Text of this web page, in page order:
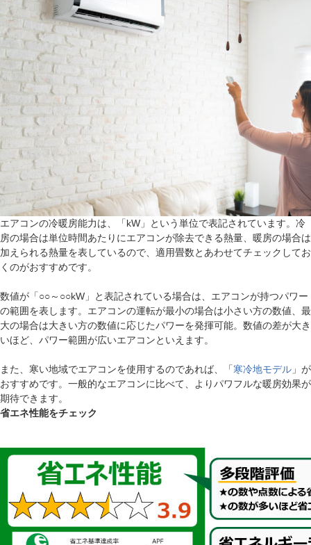
エアコンの冷暖房能力は、「kW」という単位で表記されています。冷
房の場合は単位時間あたりにエアコンが除去できる熱量、暖房の場合は
加えられる熱量を表しているので、適用畳数とあわせてチェックしてお
くのがおすすめです。
数値が「○○～○○kW」と表記されている場合は、エアコンが持つパワー
の範囲を表します。エアコンの運転が最小の場合は小さい方の数値、最
大の場合は大きい方の数値に応じたパワーを発揮可能。数値の差が大き
いほど、パワー範囲が広いエアコンといえます。
また、寒い地域でエアコンを使用するのであれば、「寒冷地モデル 」が
おすすめです。一般的なエアコンに比べて、よりパワフルな暖房効果が
期待できます。
省エネ性能をチェック